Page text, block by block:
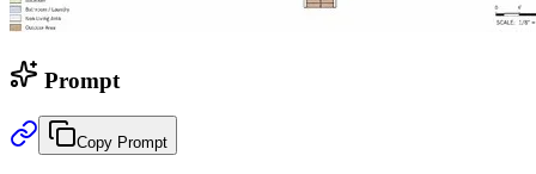
Prompt
Copy Prompt